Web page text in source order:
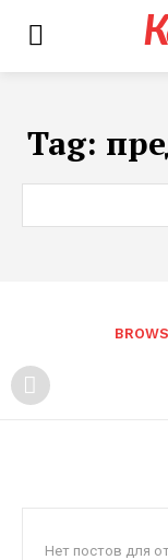
Tag:
Нет постов для